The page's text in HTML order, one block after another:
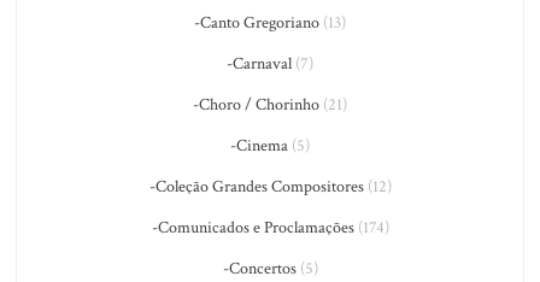
-Canto Gregoriano (13)
-Carnaval (7)
-Choro / Chorinho (21)
-Cinema (5)
-Coleção Grandes Compositores(12)
-Comunicados e Proclamações(174)
-Concertos(5)